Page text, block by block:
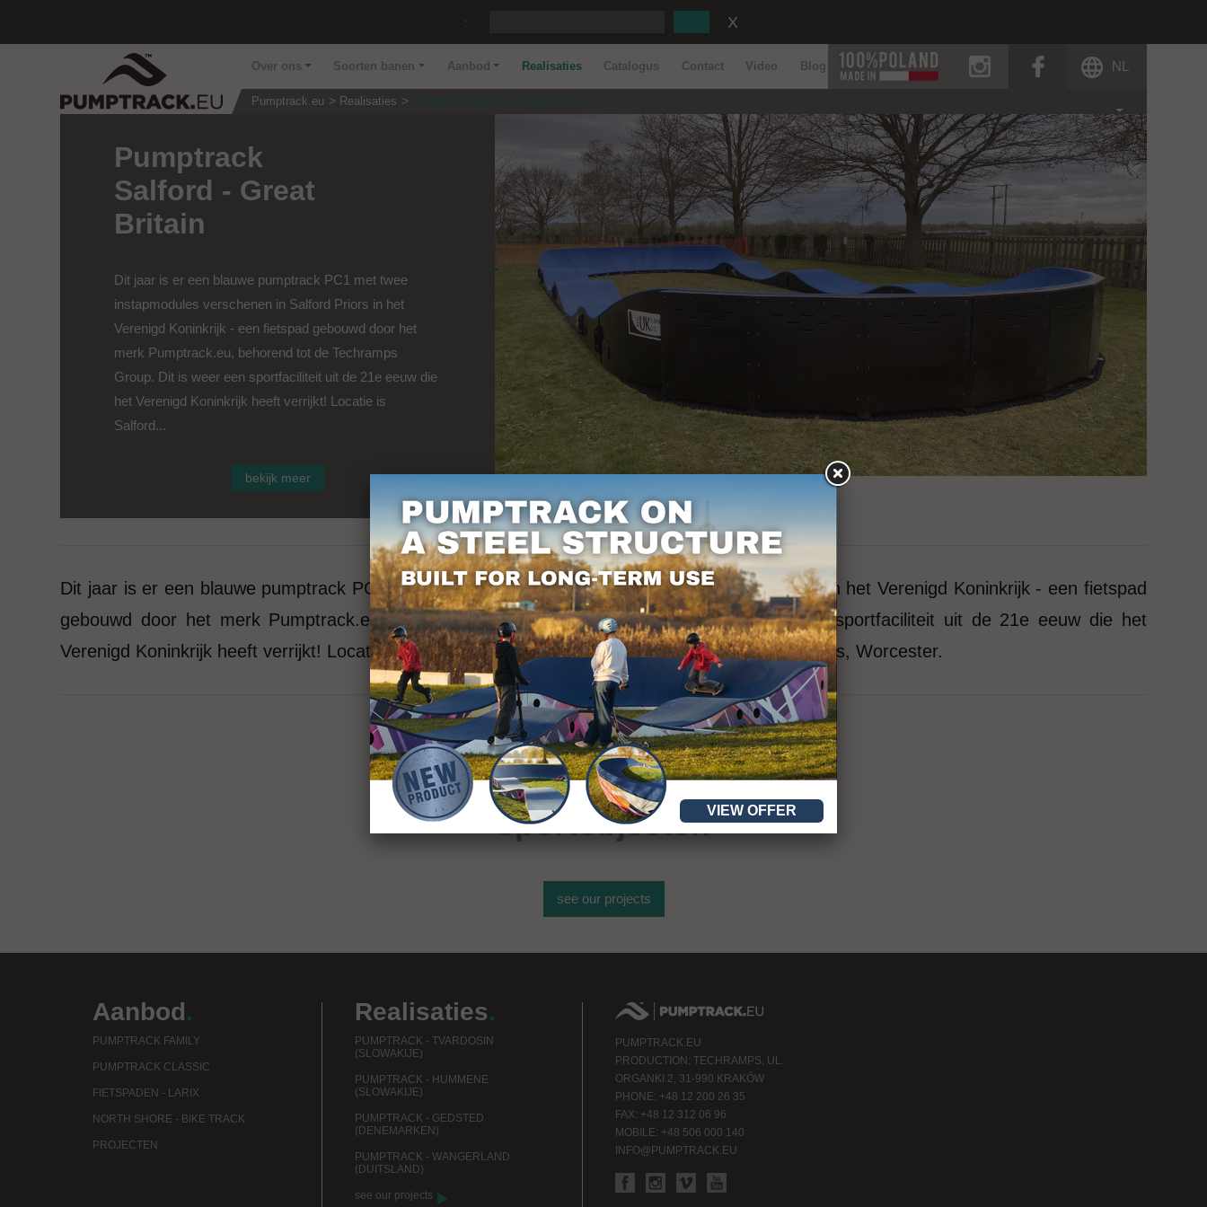
Over ons Soorten banen Aanbod Realisaties Catalogus Contact Video Blog
instagram
NL
Pumptrack.eu Realisaties Pumptrack Salford - Great Britain
Pumptrack
Salford - Great
Britain
Dit jaar is er een blauwe pumptrack PC1 met twee
instapmodules verschenen in Salford Priors in het
Verenigd Koninkrijk - een fietspad gebouwd door het
merk Pumptrack.eu, behorend tot de Techramps
Group. Dit is weer een sportfaciliteit uit de 21e eeuw die
het Verenigd Koninkrijk heeft verrijkt! Locatie is
Salford...
bekijk meer
Dit jaar is er een blauwe pumptrack PC1 met twee instapmodules verschenen in Salford Priors in het Verenigd Koninkrijk - een fietspad
gebouwd door het merk Pumptrack.eu, behorend tot de Techramps Group. Dit is weer een sportfaciliteit uit de 21e eeuw die het
Verenigd Koninkrijk heeft verrijkt! Locatie is Salford Priors speelveld, School Avenue, Salford Priors, Worcester.
meer dan 400
sportobjecten
see our projects
Aanbod.
PUMPTRACK FAMILY
PUMPTRACK CLASSIC
FIETSPADEN - LARIX
NORTH SHORE - BIKE TRACK
PROJECTEN
Realisaties.
PUMPTRACK - TVARDOSIN
(SLOWAKIJE)
PUMPTRACK - HUMMENE
(SLOWAKIJE)
PUMPTRACK - GEDSTED
(DENEMARKEN)
PUMPTRACK - WANGERLAND
(DUITSLAND)
see our projects
PUMPTRACK.EU
PRODUCTION: TECHRAMPS, UL.
ORGANKI 2, 31-990 KRAKÓW
PHONE: +48 12 200 26 35
FAX: +48 12 312 06 96
MOBILE: +48 506 000 140
INFO@PUMPTRACK.EU
VIEW OFFER